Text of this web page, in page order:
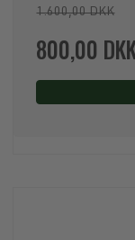
1.600,00 DKK
800,00